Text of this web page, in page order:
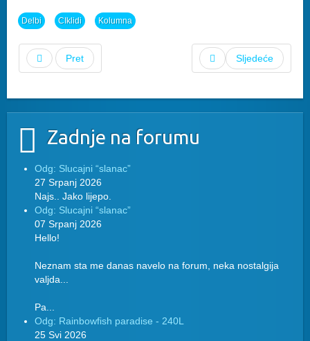
Delbi CIklidi Kolumna
Pret Sljedeće
Zadnje na forumu
Odg: Slucajni “slanac”
27 Srpanj 2026
Najs.. Jako lijepo.
Odg: Slucajni “slanac”
07 Srpanj 2026
Hello!
Neznam sta me danas navelo na forum, neka nostalgija
valjda...
Pa...
Odg: Rainbowfish paradise - 240L
25 Svi 2026